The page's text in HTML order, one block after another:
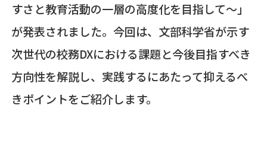
すさと教育活動の一層の高度化を目指して～」
が発表されました。今回は、文部科学省が示す
次世代の校務DXにおける課題と今後目指すべき
方向性を解説し、実践するにあたって抑えるべ
きポイントをご紹介します。